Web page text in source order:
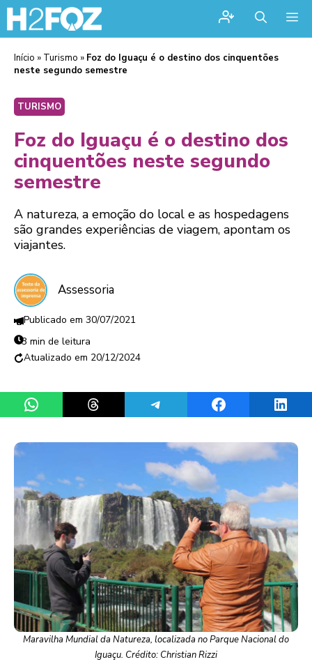
Início » Turismo » Foz do Iguaçu é o destino dos cinquentões
neste segundo semestre
TURISMO
Foz do Iguaçu é o destino dos
cinquentões neste segundo
semestre
A natureza, a emoção do local e as hospedagens
são grandes experiências de viagem, apontam os
viajantes.
Assessoria
30/07/2021
3 min de leitura
20/12/2024
Share on WhatsAppShare on ThreadsShare on TelegramShare on Facebook
Maravilha Mundial da Natureza, localizada no Parque Nacional do
Iguaçu. Crédito: Christian Rizzi